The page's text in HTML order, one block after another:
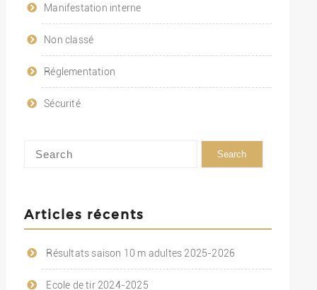
Manifestation interne
Non classé
Réglementation
Sécurité
Articles récents
Résultats saison 10 m adultes 2025-2026
Ecole de tir 2024-2025